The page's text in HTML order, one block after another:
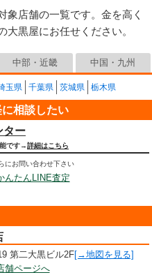
象店舗の一覧です。金を高く
黒屋にお任せください。
中部・近畿 中国・九州
玉県 千葉県 茨城県 栃木県
相談したい
ター
です→詳細はこちら
にお問い合わせ下さい
んたんLINE査定
第二大黒ビル2F[→地図を見る]
舗ページへ